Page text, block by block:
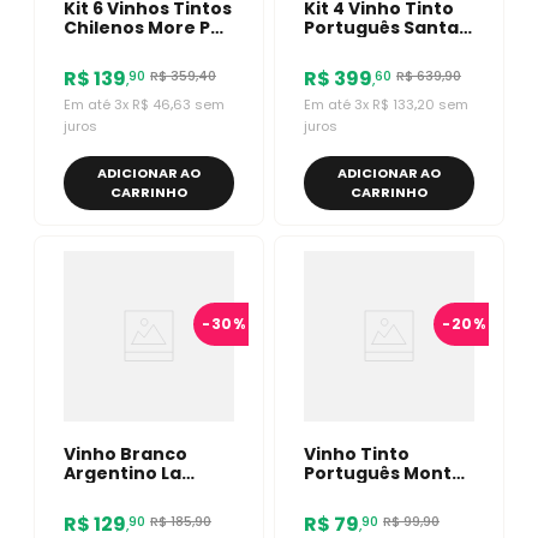
Kit 6 Vinhos Tintos
Chilenos More Por
Sauvignon
R$139,90 R$359,40
Em até 3x R$ 46,63 sem
juros
ADICIONAR AO
CARRINHO
Kit 4 Vinho Tinto
Português Santa
DÃO 750ml
R$ 399,60 R$639,90
Em até 3x R$ 133,20 sem
juros
ADICIONAR AO
CARRINHO
-30%
Vinho Branco
Argentino La
Chenin Blanc
750ml
R$129,90 R$185,90
-20%
Vinho Tinto
Português Monte
R$ 79,90 R$99,90